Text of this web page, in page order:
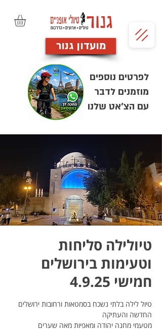
מועדון גנור
לפרטים נוספים
מוזמנים לדבר
עם הצ'אט שלנו
טיולילה סליחות
וטעימות בירושלים
חמישי 4.9.25
טיול לילה בלתי נשכח בסמטאות ורחובות ירושלים